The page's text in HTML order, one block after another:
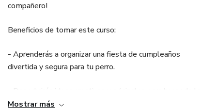
compañero!
Beneficios de tomar este curso:
- Aprenderás a organizar una fiesta de cumpleaños
divertida y segura para tu perro.
celebración un momento especial.
Mostrar más